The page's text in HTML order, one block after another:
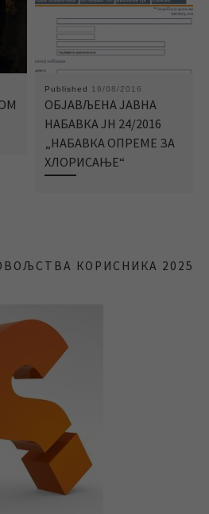
Published 19/08/2016
ОБЈАВЉЕНА ЈАВНА
НАБАВКА ЈН 24/2016
„НАБАВКА ОПРЕМЕ ЗА
ХЛОРИСАЊЕ“
КОРИСНИКА 2025